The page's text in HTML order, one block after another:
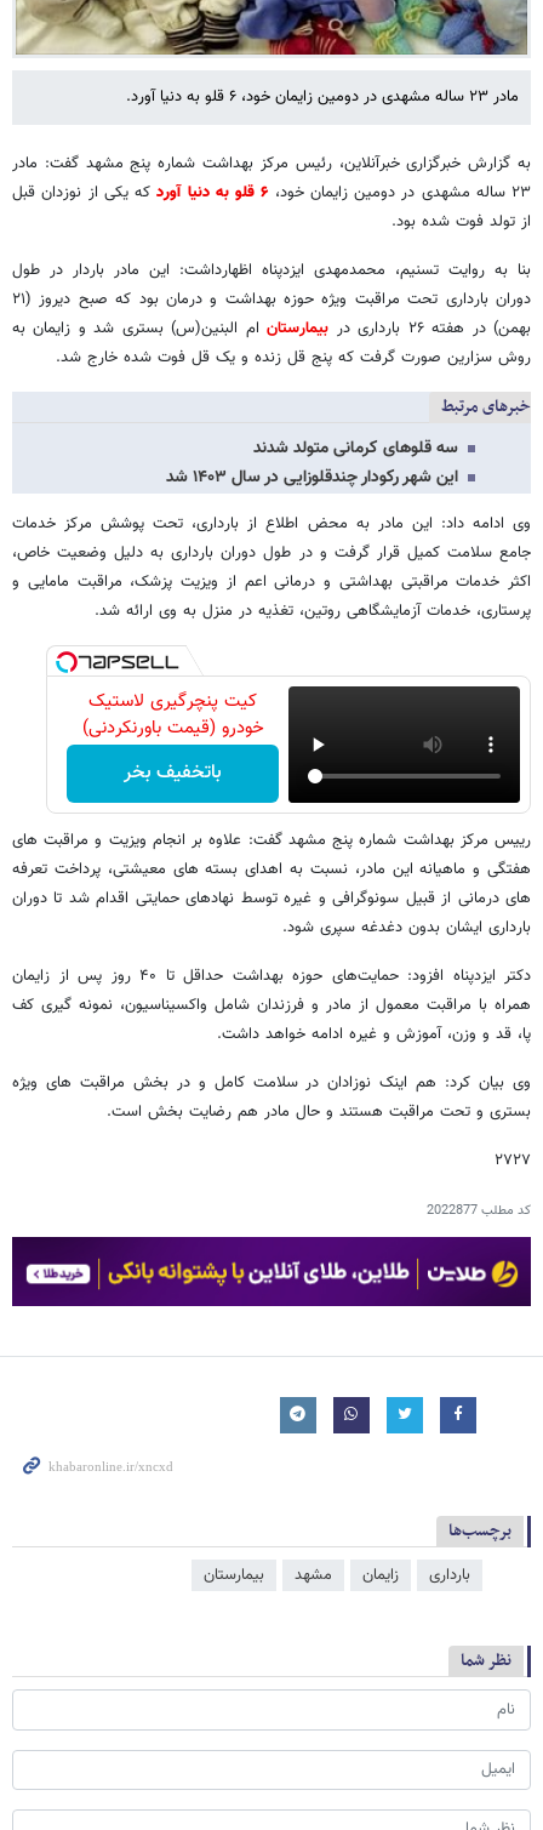
مادر ۲۳ ساله مشهدی در دومین زایمان خود، ۶ قلو به دنیا آورد.
به گزارش خبرگزاری خبرآنلاین، رئیس مرکز بهداشت شماره پنج مشهد گفت: مادر
۲۳ ساله مشهدی در دومین زایمان خود،
۶ قلو به دنیا آورد
که یکی از نوزدان قبل
از تولد فوت شده بود.
بنا به روایت تسنیم، محمدمهدی ایزدپناه اظهارداشت: این مادر باردار در طول
دوران بارداری تحت مراقبت ویژه حوزه بهداشت و درمان بود که صبح دیروز (۲۱
بهمن) در هفته ۲۶ بارداری در
بیمارستانام البنین(س) بستری شد و زایمان به
روش سزارین صورت گرفت که پنج قل زنده و یک قل فوت شده خارج شد.
خبرهای مرتبط
سه قلوهای کرمانی متولد شدند
این شهر رکودار چندقلوزایی در سال ۱۴۰۳ شد
وی ادامه داد: این مادر به محض اطلاع از بارداری، تحت پوشش مرکز خدمات
جامع سلامت کمیل قرار گرفت و در طول دوران بارداری به دلیل وضعیت خاص،
اکثر خدمات مراقبتی بهداشتی و درمانی اعم از ویزیت پزشک، مراقبت مامایی و
پرستاری، خدمات آزمایشگاهی روتین، تغذیه در منزل به وی ارائه شد.
کیت پنچرگیری لاستیک
خودرو (قیمت باورنکردنی)
باتخفیف بخر
رییس مرکز بهداشت شماره پنج مشهد گفت: علاوه بر انجام ویزیت و مراقبت های
هفتگی و ماهیانه این مادر، نسبت به اهدای بسته های معیشتی، پرداخت تعرفه
های درمانی از قبیل سونوگرافی و غیره توسط نهادهای حمایتی اقدام شد تا دوران
بارداری ایشان بدون دغدغه سپری شود.
دکتر ایزدپناه افزود: حمایت‌های حوزه بهداشت حداقل تا ۴۰ روز پس از زایمان
همراه با مراقبت معمول از مادر و فرزندان شامل واکسیناسیون، نمونه گیری کف
پا، قد و وزن، آموزش و غیره ادامه خواهد داشت.
وی بیان کرد: هم اینک نوزادان در سلامت کامل و در بخش مراقبت های ویژه
بستری و تحت مراقبت هستند و حال مادر هم رضایت بخش است.
۲۷۲۷
کد مطلب2022877
برچسب‌ها
بارداری زایمان مشهد بیمارستان
نظر شما